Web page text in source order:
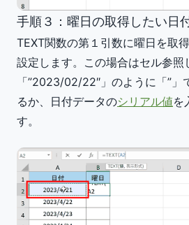
手順３：曜日の取得したい日
TEXT関数の第１引数に曜日を取
設定します。この場合はセル参照
「”2023/02/22″」のように「”」
るか、日付データのシリアル値を
す。